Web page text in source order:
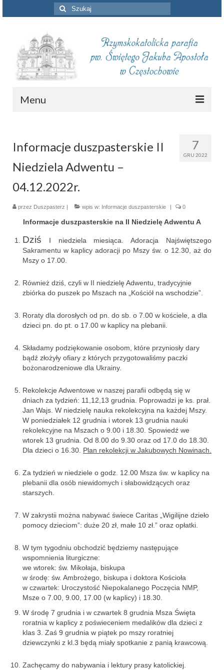
Szuklaj
w:
Menu
Intencje mszalne
Informacje duszpasterskie
Piszą o nas
Remont kościoła
Historia
Nasz patron
Kościół Rektoracki
Vademecum
Wspólnoty parafialne
Katecheza parafialna
Niezbędnik Katolika
Kaplica Adoracji
Pracownicy
e-Katolik
Nabożeństwa
Nabożeństwa różne
Pogrzeb katolicki
Sakrament chrztu
Sakrament eucharystii
Sakrament bierzmowania
Sakrament pojednania
Sakrament małżeństwa
7
GRU 2022
Informacje duszpasterskie II
Niedziela Adwentu –
04.12.2022r.
przez Duszpasterz wpis w: Informacje duszpasterskie 0
Informacje duszpasterskie na II Niedzielę Adwentu A
Dziś I niedziela miesiąca. Adoracja Najświętszego
Sakramentu w kaplicy adoracji po Mszy św. o 12.30, aż do
Mszy o 17.00.
Również dziś, czyli w II niedzielę Adwentu, tradycyjnie
zbiórka do puszek po Mszach na „Kościół na wschodzie”.
Roraty dla dorosłych od pn. do sb. o 7.00 w kościele, a dla
dzieci pn. do pt. o 17.00 w kaplicy na plebanii.
Składamy podziękowanie osobom, które przyniosły dary
bądź złożyły ofiary z których przygotowaliśmy paczki
bożonarodzeniowe dla Ukrainy.
Rekolekcje Adwentowe w naszej parafii odbędą się w
dniach za tydzień: 11,12,13 grudnia. Poprowadzi je ks. prał.
Jan Wajs. W niedzielę nauka rekolekcyjna na każdej Mszy.
W poniedziałek 12 grudnia i wtorek 13 grudnia nauki
rekolekcyjne na Mszach o 9.00 i 18.30. Spowiedź we
wtorek 13 grudnia. Od 8.00 do 9.30 oraz od 17.0 do 18.30.
Dla dzieci o 16.30. Plan rekolekcji w Jakubowych Nowinach.
Za tydzień w niedziele o godz. 12.00 Msza św. w kaplicy na
plebanii dla osób niewidomych i słabowidzących oraz
starszych.
W zakrystii można nabywać świece Caritas „Wigilijne dzieło
pomocy dzieciom”: duże 20 zł, małe 10 zł.” oraz opłatki.
W tym tygodniu obchodzić będziemy następujące
wspomnienia liturgiczne:
we wtorek: św. Mikołaja, biskupa
w środę: św. Ambrożego, biskupa i doktora Kościoła
w czwartek: Uroczystość Niepokalanego Poczęcia NMP,
Msze o 7.00, 9.00, 17.00 (w kaplicy) i 18.30.
W środę 7 grudnia i w czwartek 8 grudnia Msza Święta
roratnia w kaplicy z poświeceniem medalików dla dzieci z
klas 3. Zaś 9 grudnia w piątek po mszy roratniej
dziewczynki z kl.3 będą miały spotkanie z panią krawcową.
Zachęcamy do nabywania i lektury prasy katolickiej.